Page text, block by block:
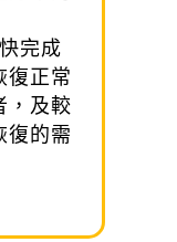
完成
復正常
，及較
復的需